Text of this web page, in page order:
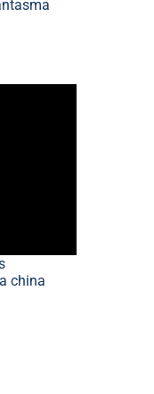
china